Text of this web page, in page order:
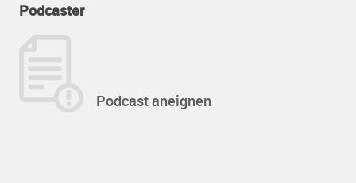
Podcaster
Podcast aneignen